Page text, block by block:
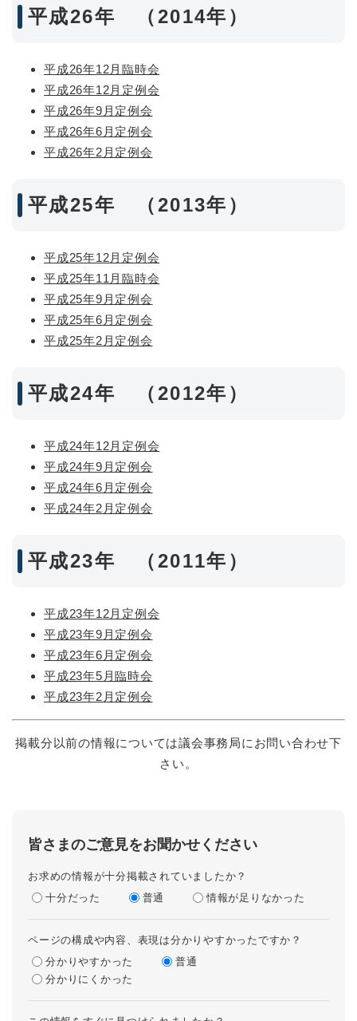
平成26年 （2014年）
平成26年12月臨時会
平成26年12月定例会
平成26年9月定例会
平成26年6月定例会
平成26年2月定例会
平成25年 （2013年）
平成25年12月定例会
平成25年11月臨時会
平成25年9月定例会
平成25年6月定例会
平成25年2月定例会
平成24年 （2012年）
平成24年12月定例会
平成24年9月定例会
平成24年6月定例会
平成24年2月定例会
平成23年 （2011年）
平成23年12月定例会
平成23年9月定例会
平成23年6月定例会
平成23年5月臨時会
平成23年2月定例会
掲載分以前の情報については議会事務局にお問い合わせ下
さい。
皆さまのご意見をお聞かせください
お求めの情報が十分掲載されていましたか？
十分だった
普通 情報が足りなかった
ページの構成や内容、表現は分かりやすかったですか？
分かりやすかった
普通
分かりにくかった